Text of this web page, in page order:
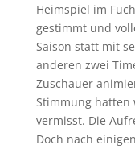
Heimspiel im
gestimmt und
Saison statt mit
anderen zwei
Zuschauer
Stimmung hatten
vermisst. Die
Doch nach